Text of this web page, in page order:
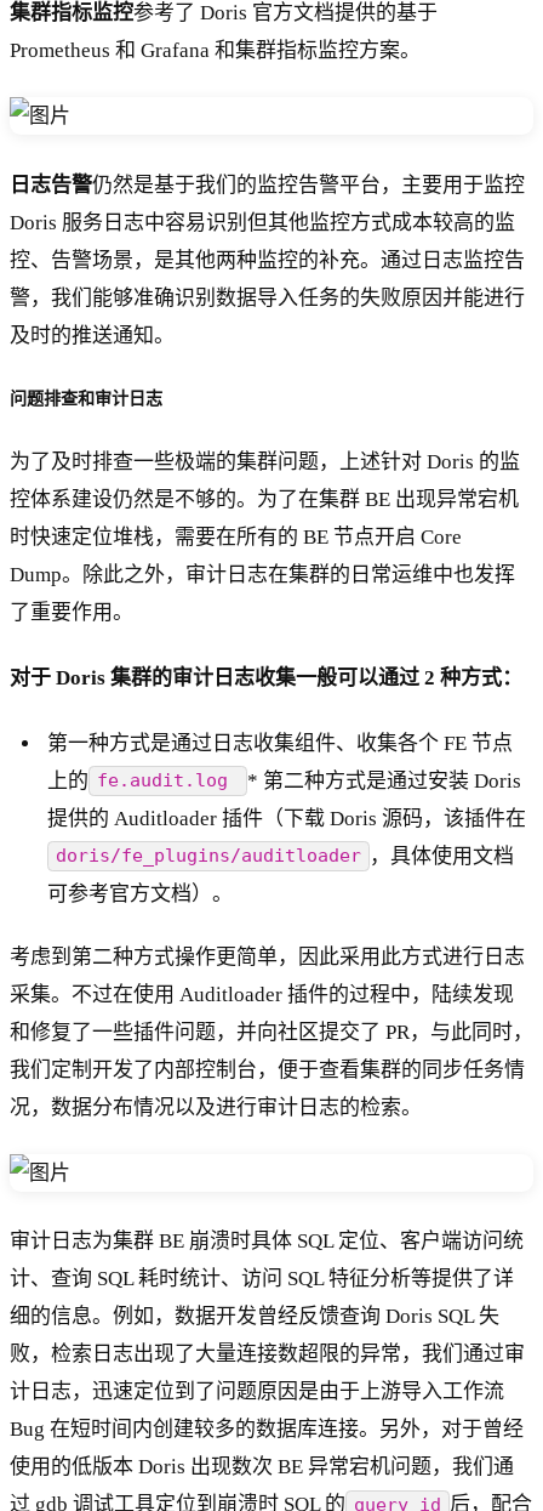
集群指标监控参考了 Doris 官方文档提供的基于
Prometheus 和 Grafana 和集群指标监控方案。
日志告警仍然是基于我们的监控告警平台，主要用于监控
Doris 服务日志中容易识别但其他监控方式成本较高的监
控、告警场景，是其他两种监控的补充。通过日志监控告
警，我们能够准确识别数据导入任务的失败原因并能进行
及时的推送通知。
问题排查和审计日志
为了及时排查一些极端的集群问题，上述针对 Doris 的监
控体系建设仍然是不够的。为了在集群 BE 出现异常宕机
时快速定位堆栈，需要在所有的 BE 节点开启 Core
Dump。除此之外，审计日志在集群的日常运维中也发挥
了重要作用。
对于 Doris 集群的审计日志收集一般可以通过 2 种方式：
第一种方式是通过日志收集组件、收集各个 FE 节点
上的 fe.audit.log
* 第二种方式是通过安装 Doris
提供的 Auditloader 插件（下载 Doris 源码，该插件在
doris/fe_plugins/auditloader ，具体使用文档
可参考官方文档）。
考虑到第二种方式操作更简单，因此采用此方式进行日志
采集。不过在使用 Auditloader 插件的过程中，陆续发现
和修复了一些插件问题，并向社区提交了 PR，与此同时，
我们定制开发了内部控制台，便于查看集群的同步任务情
况，数据分布情况以及进行审计日志的检索。
审计日志为集群 BE 崩溃时具体 SQL 定位、客户端访问统
计、查询 SQL 耗时统计、访问 SQL 特征分析等提供了详
细的信息。例如，数据开发曾经反馈查询 Doris SQL 失
败，检索日志出现了大量连接数超限的异常，我们通过审
计日志，迅速定位到了问题原因是由于上游导入工作流
Bug 在短时间内创建较多的数据库连接。另外，对于曾经
使用的低版本 Doris 出现数次 BE 异常宕机问题，我们通
过 gdb 调试工具定位到崩溃时 SQL 的 query_id 后，配合